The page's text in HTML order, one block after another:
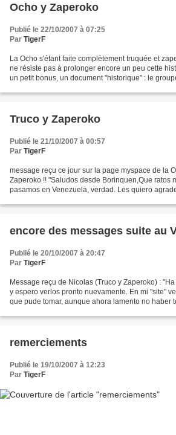
Ocho y Zaperoko
Publié le 22/10/2007 à 07:25
Par TigerF
La Ocho s'étant faite complètement truquée et
ne résiste pas à prolonger encore un peu cette
un petit bonus, un document "historique" : le
Truco y Zaperoko
Publié le 21/10/2007 à 00:57
Par TigerF
message reçu ce jour sur la page myspace de la
Zaperoko !! "Saludos desde Borinquen,Que ratos
pasamos en Venezuela, verdad. Les quiero
encore des messages suite au
Publié le 20/10/2007 à 20:47
Par TigerF
Message reçu de Nicolas (Truco y Zaperoko) :
y espero verlos pronto nuevamente. En mi "site"
que pude tomar, aunque ahora lamento no haber
remerciements
Publié le 19/10/2007 à 12:23
Par TigerF